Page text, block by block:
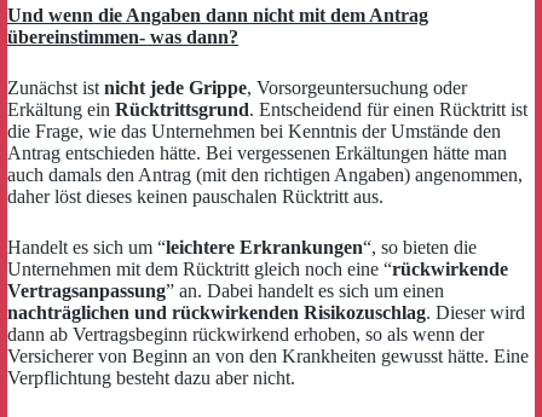
Und wenn die Angaben dann nicht mit dem Antrag
übereinstimmen- was dann?
Zunächst ist nicht jede Grippe, Vorsorgeuntersuchung oder
Erkältung ein Rücktrittsgrund. Entscheidend für einen Rücktritt ist
die Frage, wie das Unternehmen bei Kenntnis der Umstände den
Antrag entschieden hätte. Bei vergessenen Erkältungen hätte man
auch damals den Antrag (mit den richtigen Angaben) angenommen,
daher löst dieses keinen pauschalen Rücktritt aus.
Handelt es sich um “leichtere Erkrankungen“, so bieten die
Unternehmen mit dem Rücktritt gleich noch eine “rückwirkende
Vertragsanpassung” an. Dabei handelt es sich um einen
nachträglichen und rückwirkenden Risikozuschlag. Dieser wird
dann ab Vertragsbeginn rückwirkend erhoben, so als wenn der
Versicherer von Beginn an von den Krankheiten gewusst hätte. Eine
Verpflichtung besteht dazu aber nicht.